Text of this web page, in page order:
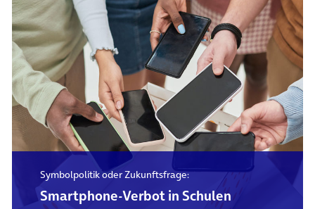
Symbolpolitik oder Zukunftsfrage:
Smartphone-Verbot in Schulen